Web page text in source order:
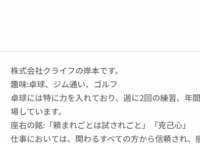
株式会社クライフの岸本です。
趣味:卓球、ジム通い、ゴルフ
卓球には特に力を入れており、週に2回の練習、年
場しています。
座右の銘:「頼まれごとは試されごと」「克己心」
仕事においては、関わるすべての方から信頼され